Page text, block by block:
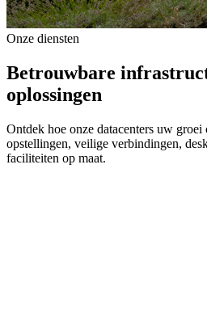
Onze diensten
Betrouwbare
oplossingen
Ontdek hoe onze datacenters uw groei
opstellingen, veilige verbindingen,
faciliteiten op maat.